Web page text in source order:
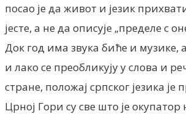
посао је да живот и језик
јесте, а не да описује „пределе с
Док год има звука биће и музике,
и лако се преобликују у слова и
стране, положај српског језика
Црној Гори су све што је